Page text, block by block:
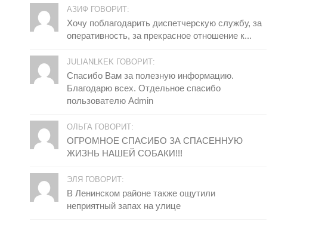
АЗИФ ГОВОРИТ:
Хочу поблагодарить диспетчерскую службу, за
оперативность, за прекрасное отношение к...
JULIANLKEK ГОВОРИТ:
Спасибо Вам за полезную информацию.
Благодарю всех. Отдельное спасибо
пользователю Admin
ОЛЬГА ГОВОРИТ:
ОГРОМНОЕ СПАСИБО ЗА СПАСЕННУЮ
ЖИЗНЬ НАШЕЙ СОБАКИ!!!
ЭЛЯ ГОВОРИТ:
В Ленинском районе также ощутили
неприятный запах на улице